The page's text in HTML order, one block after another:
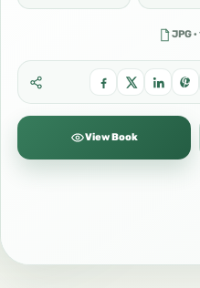
JPG ·
View Book